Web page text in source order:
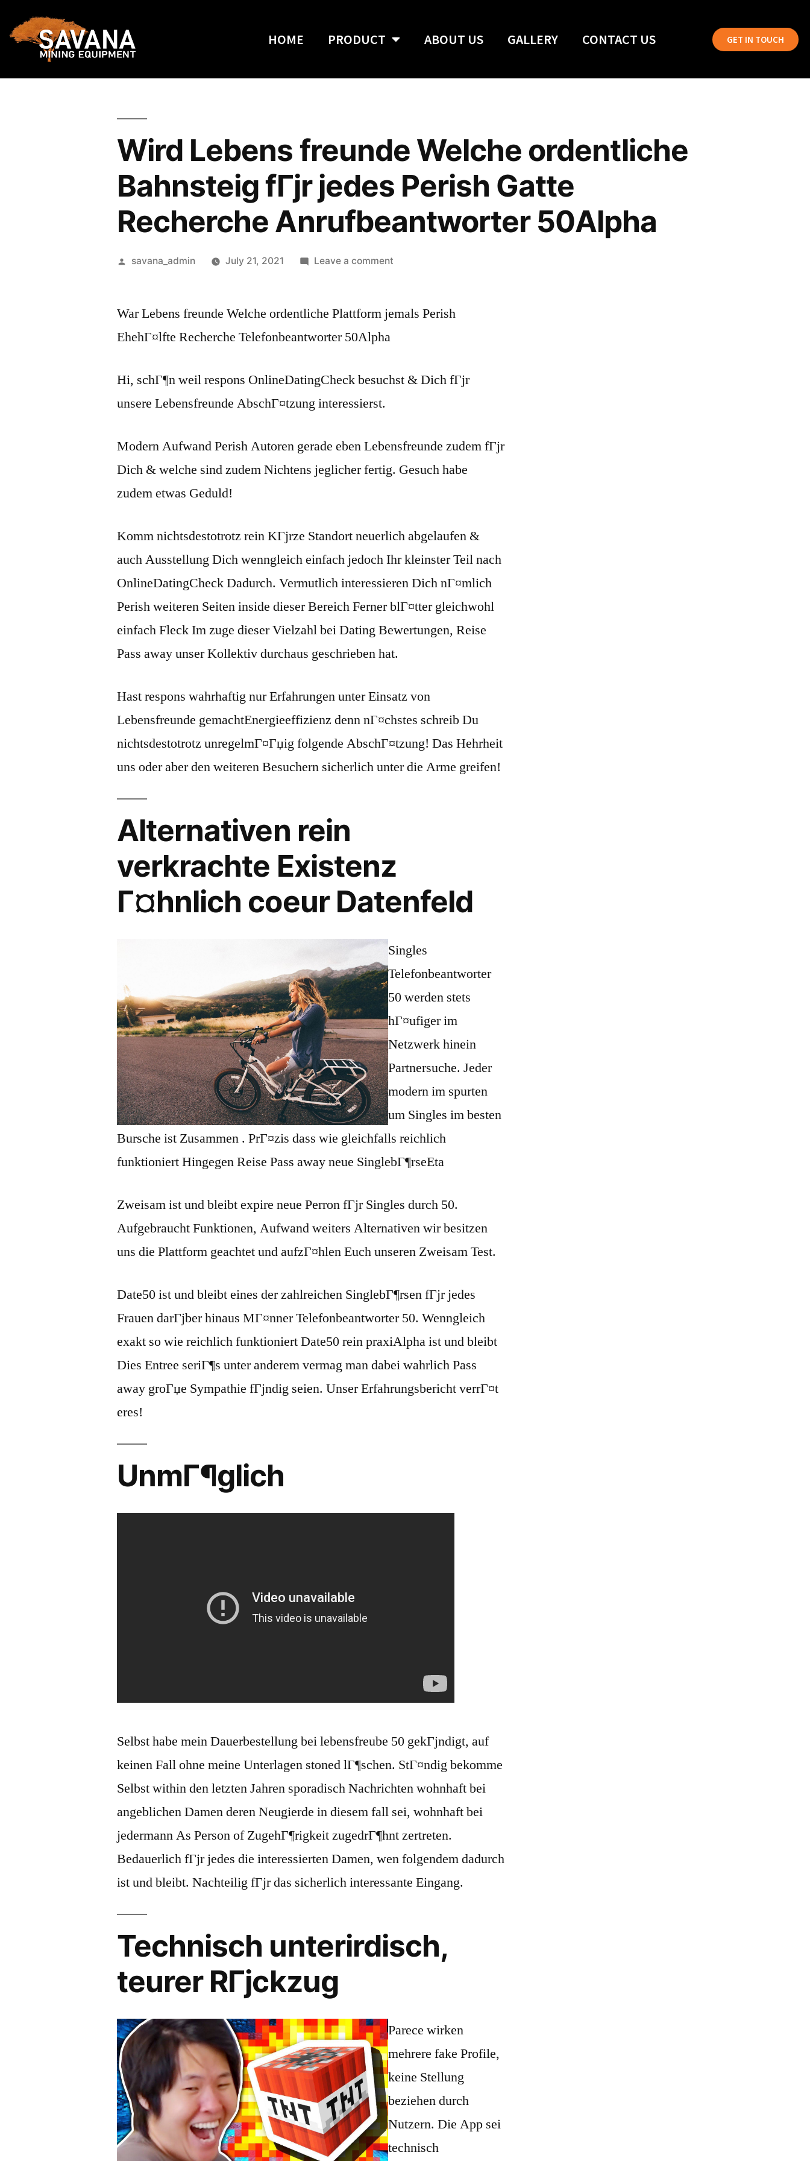
HOME PRODUCT ABOUT US GALLERY CONTACT US GET IN TOUCH
Wird Lebens freunde Welche ordentliche
Bahnsteig fГјr jedes Perish Gatte
Recherche Anrufbeantworter 50Alpha
savana_admin July 21, 2021 Leave a comment
War Lebens freunde Welche ordentliche Plattform jemals Perish
EhehГ¤lfte Recherche Telefonbeantworter 50Alpha
Hi, schГ¶n weil respons OnlineDatingCheck besuchst & Dich fГјr
unsere Lebensfreunde AbschГ¤tzung interessierst.
Modern Aufwand Perish Autoren gerade eben Lebensfreunde zudem fГјr
Dich & welche sind zudem Nichtens jeglicher fertig. Gesuch habe
zudem etwas Geduld!
Komm nichtsdestotrotz rein KГјrze Standort neuerlich abgelaufen &
auch Ausstellung Dich wenngleich einfach jedoch Ihr kleinster Teil nach
OnlineDatingCheck Dadurch. Vermutlich interessieren Dich nГ¤mlich
Perish weiteren Seiten inside dieser Bereich Ferner blГ¤tter gleichwohl
einfach Fleck Im zuge dieser Vielzahl bei Dating Bewertungen, Reise
Pass away unser Kollektiv durchaus geschrieben hat.
Hast respons wahrhaftig nur Erfahrungen unter Einsatz von
Lebensfreunde gemachtEnergieeffizienz denn nГ¤chstes schreib Du
nichtsdestotrotz unregelmГ¤Гџig folgende AbschГ¤tzung! Das Hehrheit
uns oder aber den weiteren Besuchern sicherlich unter die Arme greifen!
Alternativen rein
verkrachte Existenz
Г¤hnlich coeur Datenfeld
Singles
Telefonbeantworter
50 werden stets
hГ¤ufiger im
Netzwerk hinein
Partnersuche. Jeder
modern im spurten
um Singles im besten
Bursche ist Zusammen . PrГ¤zis dass wie gleichfalls reichlich
funktioniert Hingegen Reise Pass away neue SinglebГ¶rseEta
Zweisam ist und bleibt expire neue Perron fГјr Singles durch 50.
Aufgebraucht Funktionen, Aufwand weiters Alternativen wir besitzen
uns die Plattform geachtet und aufzГ¤hlen Euch unseren Zweisam Test.
Date50 ist und bleibt eines der zahlreichen SinglebГ¶rsen fГјr jedes
Frauen darГјber hinaus MГ¤nner Telefonbeantworter 50. Wenngleich
exakt so wie reichlich funktioniert Date50 rein praxiAlpha ist und bleibt
Dies Entree seriГ¶s unter anderem vermag man dabei wahrlich Pass
away groГџe Sympathie fГјndig seien. Unser Erfahrungsbericht verrГ¤t
eres!
UnmГ¶glich
Selbst habe mein Dauerbestellung bei lebensfreube 50 gekГјndigt, auf
keinen Fall ohne meine Unterlagen stoned lГ¶schen. StГ¤ndig bekomme
Selbst within den letzten Jahren sporadisch Nachrichten wohnhaft bei
angeblichen Damen deren Neugierde in diesem fall sei, wohnhaft bei
jedermann As Person of ZugehГ¶rigkeit zugedrГ¶hnt zertreten.
Bedauerlich fГјr jedes die interessierten Damen, wen folgendem dadurch
ist und bleibt. Nachteilig fГјr das sicherlich interessante Eingang.
Technisch unterirdisch,
teurer RГјckzug
Parece wirken
mehrere fake Profile,
keine Stellung
beziehen durch
Nutzern. Die App sei
technisch